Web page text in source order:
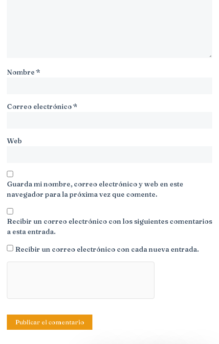
Nombre*
Correo electrónico*
Web
Guarda mi nombre, correo electrónico y web en este
navegador para la próxima vez que comente.
Recibir un correo electrónico con los siguientes comentarios
a esta entrada.
Recibir un correo electrónico con cada nueva entrada.